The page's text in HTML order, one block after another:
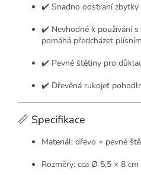
✔️ Snadno odstraní zbytky
✔️ Nevhodné k používání s
pomáhá předcházet plísním
✔️ Pevné štětiny pro
✔️ Dřevěná rukojeť
📏 Specifikace
Materiál: dřevo + pevné
Rozměry: cca Ø 5,5 × 8 cm